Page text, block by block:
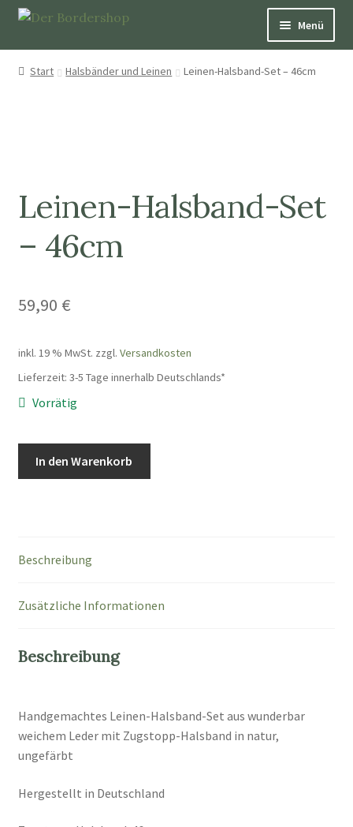
Menü
Aufkleber & Karten
Start Halsbänder und Leinen Leinen-Halsband-Set – 46cm
Leinen-Halsband-Set
– 46cm
59,90 €
inkl. 19 % MwSt. zzgl. Versandkosten
Lieferzeit: 3-5 Tage innerhalb Deutschlands*
Vorrätig
In den Warenkorb
Beschreibung
Zusätzliche Informationen
Beschreibung
Handgemachtes Leinen-Halsband-Set aus wunderbar
weichem Leder mit Zugstopp-Halsband in natur,
ungefärbt
Hergestellt in Deutschland